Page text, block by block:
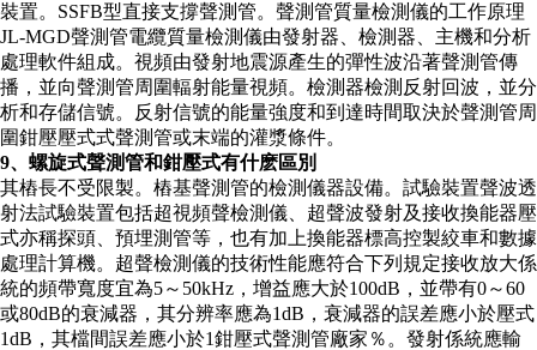
裝置。SSFB型直接支撐聲測管。聲測管質量檢測儀的工作原理
JL-MGD聲測管電纜質量檢測儀由發射器、檢測器、主機和分析
處理軟件組成。視頻由發射地震源產生的彈性波沿著聲測管傳
播，並向聲測管周圍輻射能量視頻。檢測器檢測反射回波，並分
析和存儲信號。反射信號的能量強度和到達時間取決於聲測管周
圍鉗壓壓式式聲測管或末端的灌漿條件。
9、螺旋式聲測管和鉗壓式有什麽區別
其樁長不受限製。樁基聲測管的檢測儀器設備。試驗裝置聲波透
射法試驗裝置包括超視頻聲檢測儀、超聲波發射及接收換能器壓
式亦稱探頭、預埋測管等，也有加上換能器標高控製絞車和數據
處理計算機。超聲檢測儀的技術性能應符合下列規定接收放大係
統的頻帶寬度宜為5～50kHz，增益應大於100dB，並帶有0～60
或80dB的衰減器，其分辨率應為1dB，衰減器的誤差應小於壓式
1dB，其檔間誤差應小於1鉗壓式聲測管廠家％。發射係統應輸